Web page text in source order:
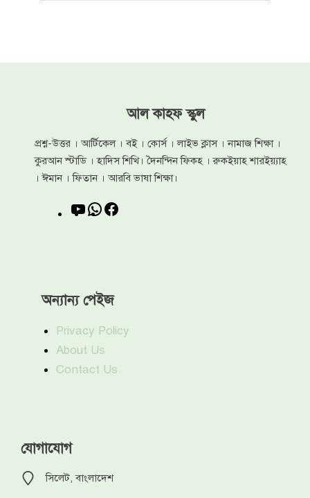
আল কাহফ স্কুল
প্রশ্ন-উত্তর । আর্টিকেল । বই । কোর্স । লাইভ ক্লাস । নামাজ শিক্ষা ।
কুরআন স্টাডি । হাদিস শিখি। দৈনন্দিন ফিকহ । রুকইয়াহ শারইয়্যাহ
। ঈমান । ফিতান । আরবি ভাষা শিক্ষা।
YouTube
WhatsApp
অন্যান্য পেইজ
Privacy Policy
About Us
Contact Us
যোগাযোগ
সিলেট, বাংলাদেশ